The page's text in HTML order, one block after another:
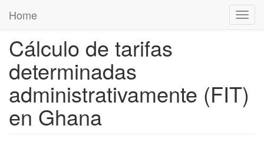
Home
Cálculo de tarifas
determinadas
administrativamente (FIT)
en Ghana